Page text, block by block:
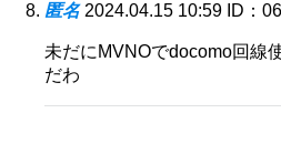
匿名 2024.04.15 10:59 ID：
未だにMVNOでdocomo回線
だわ